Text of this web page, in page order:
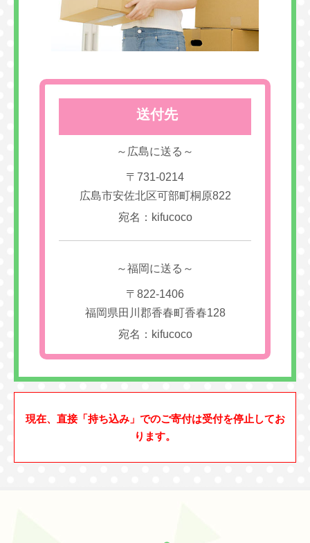
送付先
～広島に送る～
〒731-0214
広島市安佐北区可部町桐原822
宛名：kifucoco
～福岡に送る～
〒822-1406
福岡県田川郡香春町香春128
宛名：kifucoco
現在、直接「持ち込み」でのご寄付は受付を停止してお
ります。